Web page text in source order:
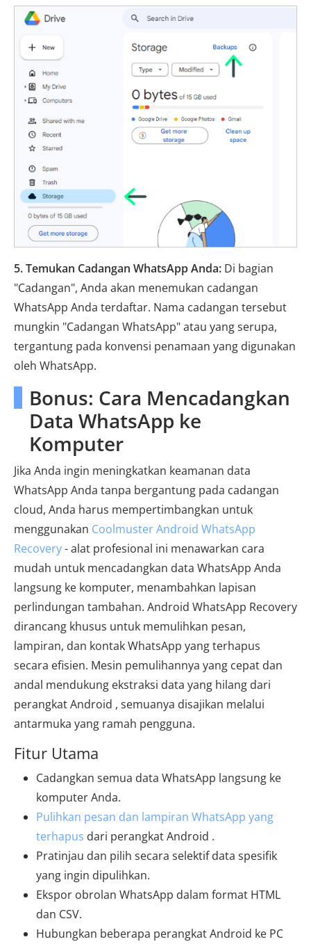
5. Temukan Cadangan WhatsApp Anda: Di bagian
"Cadangan", Anda akan menemukan cadangan
WhatsApp Anda terdaftar. Nama cadangan tersebut
mungkin "Cadangan WhatsApp" atau yang serupa,
tergantung pada konvensi penamaan yang digunakan
oleh WhatsApp.
Bonus: Cara Mencadangkan
Data WhatsApp ke
Komputer
Jika Anda ingin meningkatkan keamanan data
WhatsApp Anda tanpa bergantung pada cadangan
cloud, Anda harus mempertimbangkan untuk
menggunakan Coolmuster Android WhatsApp
Recovery- alat profesional ini menawarkan cara
mudah untuk mencadangkan data WhatsApp Anda
langsung ke komputer, menambahkan lapisan
perlindungan tambahan. Android WhatsApp Recovery
dirancang khusus untuk memulihkan pesan,
lampiran, dan kontak WhatsApp yang terhapus
secara efisien. Mesin pemulihannya yang cepat dan
andal mendukung ekstraksi data yang hilang dari
perangkat Android , semuanya disajikan melalui
antarmuka yang ramah pengguna.
Fitur Utama
Cadangkan semua data WhatsApp langsung ke
komputer Anda.
Pulihkan pesan dan lampiran WhatsApp yang
terhapus dari perangkat Android .
Pratinjau dan pilih secara selektif data spesifik
yang ingin dipulihkan.
Ekspor obrolan WhatsApp dalam format HTML
dan CSV.
Hubungkan beberapa perangkat Android ke PC